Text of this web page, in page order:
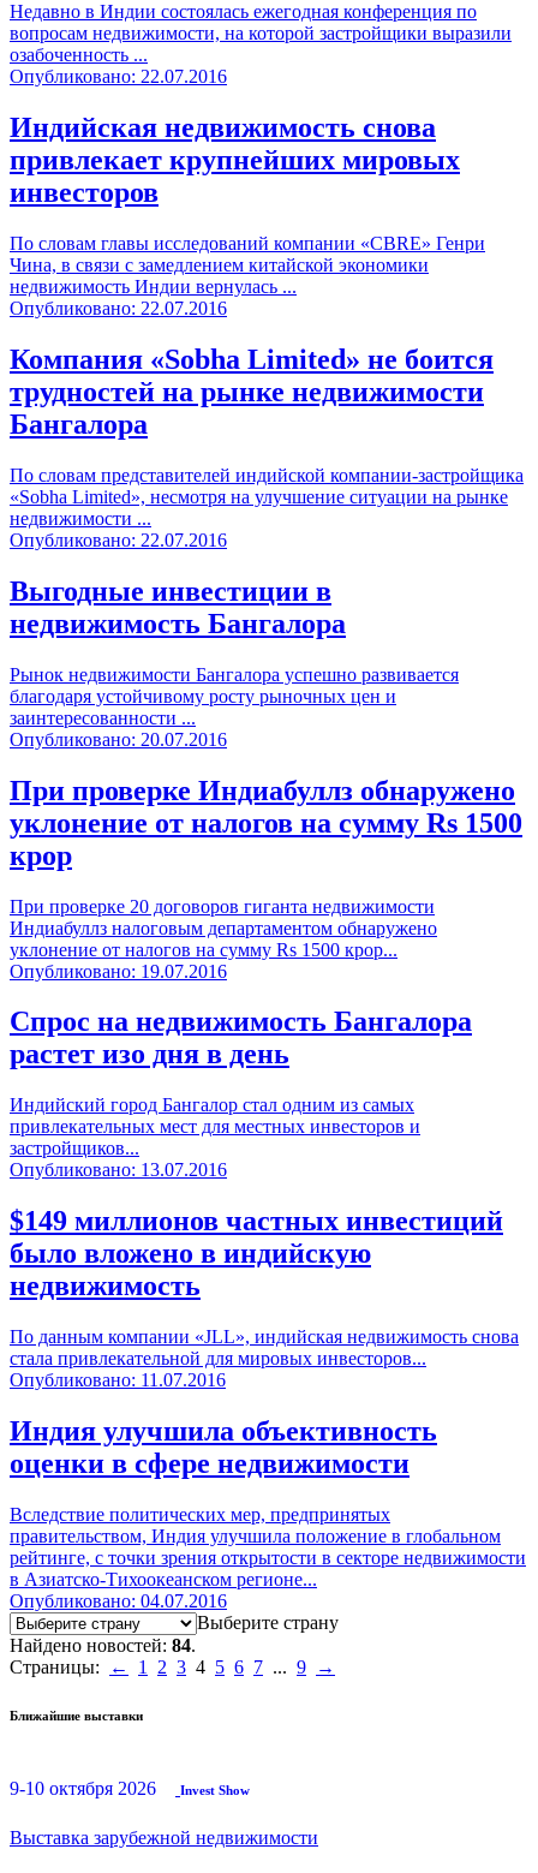
Недавно в Индии состоялась ежегодная конференция по
вопросам недвижимости, на которой застройщики выразили
озабоченность ...
Опубликовано: 22.07.2016
Индийская недвижимость снова
привлекает крупнейших мировых
инвесторов
По словам главы исследований компании «CBRE» Генри
Чина, в связи с замедлением китайской экономики
недвижимость Индии вернулась ...
Опубликовано: 22.07.2016
Компания «Sobha Limited» не боится
трудностей на рынке недвижимости
Бангалора
По словам представителей индийской компании-застройщика
«Sobha Limited», несмотря на улучшение ситуации на рынке
недвижимости ...
Опубликовано: 22.07.2016
Выгодные инвестиции в
недвижимость Бангалора
Рынок недвижимости Бангалора успешно развивается
благодаря устойчивому росту рыночных цен и
заинтересованности ...
Опубликовано: 20.07.2016
При проверке Индиабуллз обнаружено
уклонение от налогов на сумму Rs 1500
крор
При проверке 20 договоров гиганта недвижимости
Индиабуллз налоговым департаментом обнаружено
уклонение от налогов на сумму Rs 1500 крор...
Опубликовано: 19.07.2016
Спрос на недвижимость Бангалора
растет изо дня в день
Индийский город Бангалор стал одним из самых
привлекательных мест для местных инвесторов и
застройщиков...
Опубликовано: 13.07.2016
$149 миллионов частных инвестиций
было вложено в индийскую
недвижимость
По данным компании «JLL», индийская недвижимость снова
стала привлекательной для мировых инвесторов...
Опубликовано: 11.07.2016
Индия улучшила объективность
оценки в сфере недвижимости
Вследствие политических мер, предпринятых
правительством, Индия улучшила положение в глобальном
рейтинге, с точки зрения открытости в секторе недвижимости
в Азиатско-Тихоокеанском регионе...
Опубликовано: 04.07.2016
Выберите страну
Найдено новостей: 84.
Страницы:
← 1 2 3 4 5 6 7 ... 9 →
Ближайшие выставки
9-10 октября 2026 Invest Show
Выставка зарубежной недвижимости